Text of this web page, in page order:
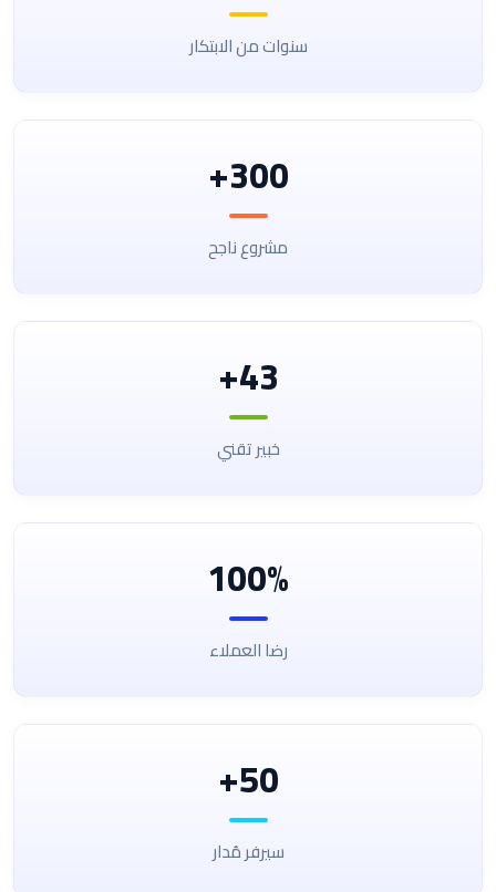
سنوات من الابتكار
300+
مشروع ناجح
43+
خبير تقني
100%
رضا العملاء
50+
سيرفر مُدار